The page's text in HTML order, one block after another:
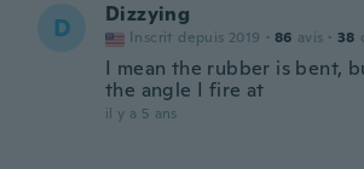
D Dizzying
Inscrit depuis 2019 · 86 avis · 38
I mean the rubber is bent,
the angle I fire at
il y a 5 ans